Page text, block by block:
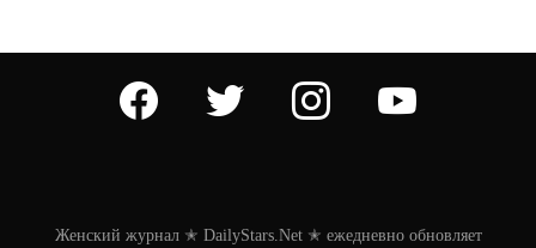
facebook twitter instagram youtube
Женский журнал ✭ DailyStars.Net ✭ ежедневно обновляет